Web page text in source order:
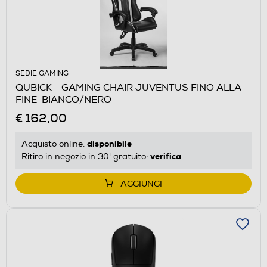
SEDIE GAMING
QUBICK - GAMING CHAIR JUVENTUS FINO ALLA
FINE-BIANCO/NERO
€ 162,00
Acquisto online: disponibile
Ritiro in negozio in 30' gratuito: verifica
AGGIUNGI